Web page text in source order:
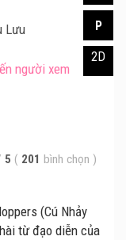
5 ( 201 bình chọn )
(Cú Nhảy
từ đạo diễn của
Lưu
người xem
P
2D